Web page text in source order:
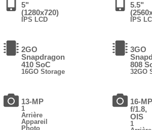
5"
(1280x720)
IPS LCD
2GO
Snapdragon
410 SoC
16GO Storage
13-MP
1
Arrière
Appareil
Photo
5.5"
IPS
3GO
808
32GO
16-
f/1.8,
OIS
1